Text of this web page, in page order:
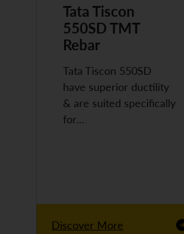
Tata Tiscon
550SD TMT
Rebar
Tata Tiscon 550SD
have superior ductility
& are suited specifically
for…
Discover More